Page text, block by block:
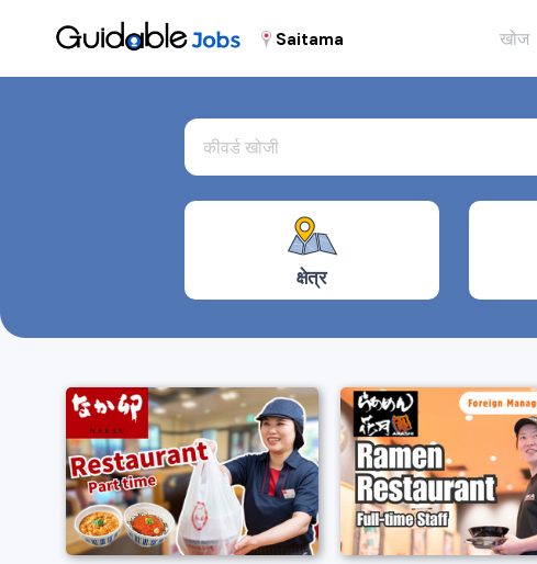
Saitama खोज
क्षेत्र